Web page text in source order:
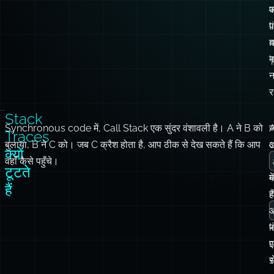
Stack
Traces
क्यों
टूटते
हैं
Synchronous code में, Call Stack एक सुंदर वंशावली है। A ने B को
बुलाया, B ने C को। जब C क्रैश होता है, आप ठीक से देख सकते हैं कि आप
वहाँ कैसे पहुँचे।